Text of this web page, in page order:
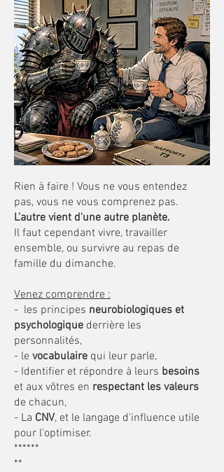
Rien à faire ! Vous ne vous entendez
pas, vous ne vous comprenez pas.
L’autre vient d'une autre planète.
Il faut cependant vivre, travailler
ensemble, ou survivre au repas de
famille du dimanche.
Venez comprendre :
- les principes neurobiologiques et
psychologique derrière les
personnalités,
- le vocabulaire qui leur parle,
- Identifier et répondre à leurs besoins
et aux vôtres en respectant les valeurs
de chacun,
- La CNV, et le langage d'influence utile
pour l'optimiser.
******
**